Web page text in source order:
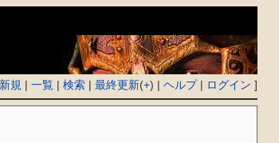
新規 |一覧 |検索 |最終更新(+) |ヘルプ| ログイン ]